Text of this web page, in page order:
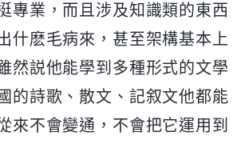
專業，而且涉及知識類的東西
什麽毛病來，甚至架構基本上
然説他能學到多種形式的文學
的詩歌、散文、記叙文他都能
來不會變通，不會把它運用到